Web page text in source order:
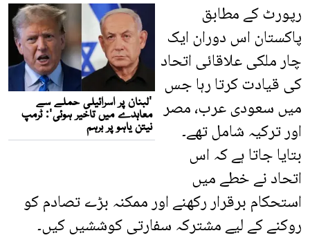
رپورٹ کے مطابق
پاکستان اس دوران ایک
چار ملکی علاقائی اتحاد
کی قیادت کرتا رہا جس
میں سعودی عرب، مصر
اور ترکیہ شامل تھے۔
بتایا جاتا ہے کہ اس
اتحاد نے خطے میں
استحکام برقرار رکھنے اور ممکنہ بڑے تصادم کو
روکنے کے لیے مشترکہ سفارتی کوششیں کیں۔